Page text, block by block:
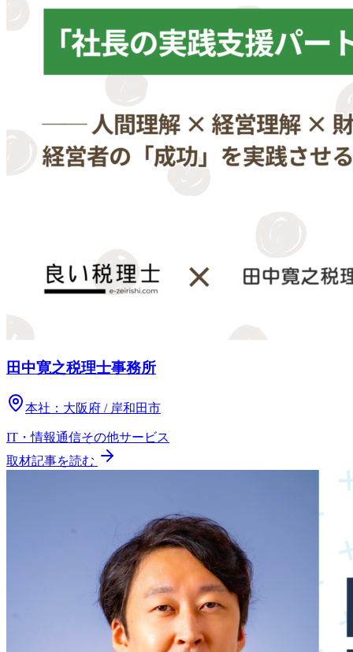
田中寛之税理士事務所
本社： 大阪府 / 岸和田市
IT・情報通信その他サービス
取材記事を読む